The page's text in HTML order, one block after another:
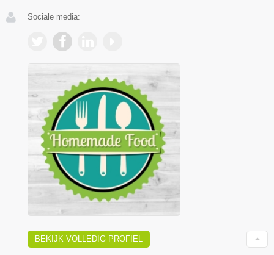
Sociale media:
BEKIJK VOLLEDIG PROFIEL